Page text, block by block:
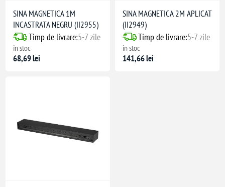
SINA MAGNETICA 1M
INCASTRATA NEGRU (II2955)
Timp de livrare:5-7 zile
în stoc
68,69 lei
SINA MAGNETICA 2M APLICAT
(II2949)
Timp de livrare:5-7 zile
în stoc
141,66 lei